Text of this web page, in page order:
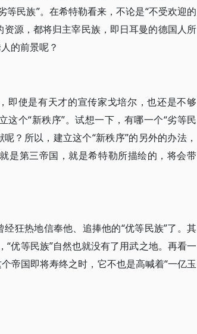
等民族”。在希特勒看来，不论是“不受欢迎的
源，都将归主宰民族，即日耳曼的德国人所
的前景呢？
即使是有天才的宣传家戈培尔，也还是不够
个“新秩序”。试想一下，有哪一个“劣等民
？所以，建立这个“新秩序”的另外的办法，
是第三帝国，就是希特勒所描绘的，将会带
狂热地信奉他、追捧他的“优等民族”了。其
“优等民族”自然也就没有了用武之地。再看一
国即将寿终之时，它不也是高喊着“一亿玉